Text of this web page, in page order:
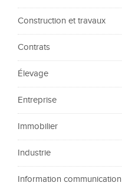
Construction et travaux
Contrats
Élevage
Entreprise
Immobilier
Industrie
Information communication